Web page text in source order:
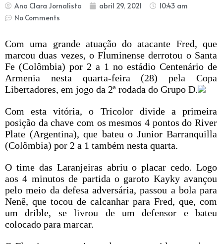
Ana Clara Jornalista abril 29, 2021
10:43 am
No Comments
Com uma grande atuação do atacante Fred, que
marcou duas vezes, o Fluminense derrotou o Santa
Fe (Colômbia) por 2 a 1 no estádio Centenário de
Armenia nesta quarta-feira (28) pela Copa
Libertadores, em jogo da 2ª rodada do Grupo D.
Com esta vitória, o Tricolor divide a primeira
posição da chave com os mesmos 4 pontos do River
Plate (Argentina), que bateu o Junior Barranquilla
(Colômbia) por 2 a 1 também nesta quarta.
O time das Laranjeiras abriu o placar cedo. Logo
aos 4 minutos de partida o garoto Kayky avançou
pelo meio da defesa adversária, passou a bola para
Nenê, que tocou de calcanhar para Fred, que, com
um drible, se livrou de um defensor e bateu
colocado para marcar.